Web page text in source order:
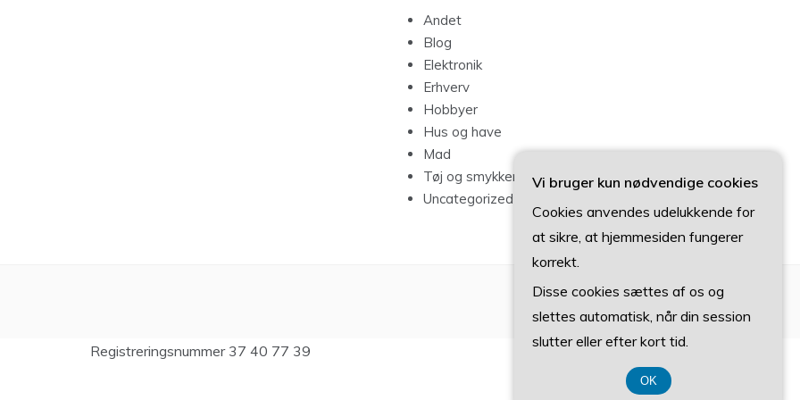
Andet
Blog
Elektronik
Erhverv
Hobbyer
Hus og have
Mad
Tøj og smykker
Uncategorized
Registreringsnummer 37 40 77 39
Vi bruger kun nødvendige cookies
Cookies anvendes udelukkende for
at sikre, at hjemmesiden fungerer
korrekt.
Disse cookies sættes af os og
slettes automatisk, når din session
slutter eller efter kort tid.
OK